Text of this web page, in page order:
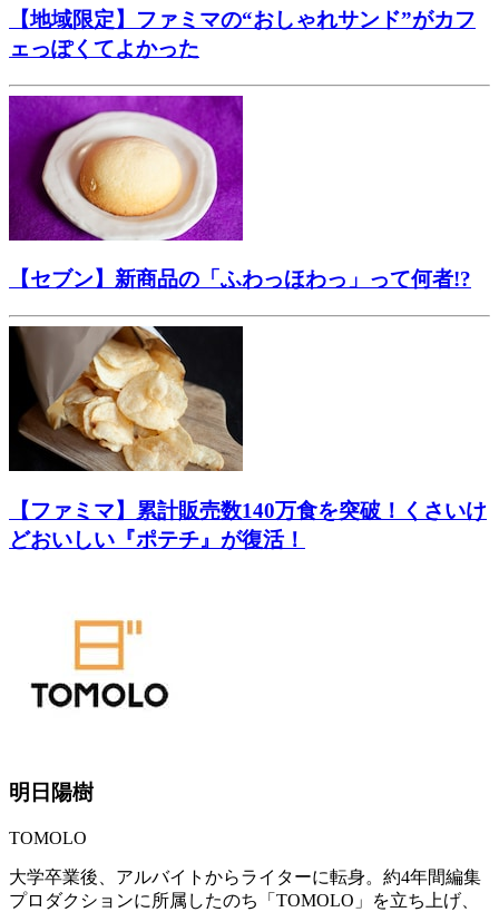
【地域限定】ファミマの“おしゃれサンド”がカフ
ェっぽくてよかった
【セブン】新商品の「ふわっほわっ」って何者!?
【ファミマ】累計販売数140万食を突破！くさいけ
どおいしい『ポテチ』が復活！
明日陽樹
TOMOLO
大学卒業後、アルバイトからライターに転身。約4年間編集
プロダクションに所属したのち「TOMOLO」を立ち上げ、